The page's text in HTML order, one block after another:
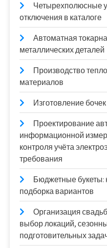
Четырехполюсные
отключения в каталоге
Автоматная
металлических деталей
Производство
материалов
Изготовление
Проектирование
информационной
контроля учёта
требования
Бюджетные букеты:
подборка вариантов
Организация
выбор локаций,
подготовительных